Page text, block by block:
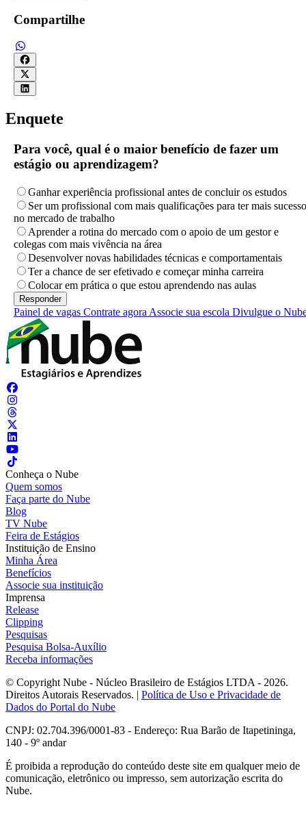
Compartilhe
Enquete
Para você, qual é o maior benefício de fazer um
estágio ou aprendizagem?
Ganhar experiência profissional antes de concluir os estudos
Ser um profissional com mais qualificações para ter mais sucesso
no mercado de trabalho
Aprender a rotina do mercado com o apoio de um gestor e
colegas com mais vivência na área
Desenvolver novas habilidades técnicas e comportamentais
Ter a chance de ser efetivado e começar minha carreira
Colocar em prática o que estou aprendendo nas aulas
Painel de vagas Contrate agora Associe sua escola Divulgue o
Conheça o Nube
Quem somos
Faça parte do Nube
Blog
TV Nube
Feira de Estágios
Instituição de Ensino
Minha Área
Benefícios
Associe sua instituição
Imprensa
Release
Clipping
Pesquisas
Pesquisa Bolsa-Auxílio
Receba informações
© Copyright Nube - Núcleo Brasileiro de Estágios LTDA - 2026.
Direitos Autorais Reservados. | Política de Uso e Privacidade de
Dados do Portal do Nube
CNPJ: 02.704.396/0001-83 - Endereço: Rua Barão de Itapetininga,
140 - 9º andar
É proibida a reprodução do conteúdo deste site em qualquer meio de
comunicação, eletrônico ou impresso, sem autorização escrita do
Nube.